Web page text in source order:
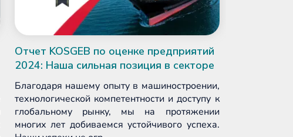
Отчет KOSGEB по оценке предприятий
2024: Наша сильная позиция в секторе
Благодаря нашему опыту в машиностроении,
технологической компетентности и доступу к
глобальному рынку, мы на протяжении
многих лет добиваемся устойчивого успеха.